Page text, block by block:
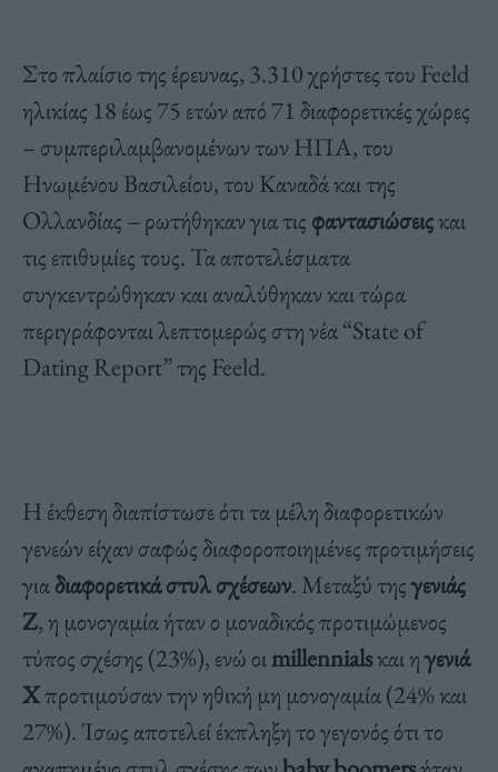
Στο πλαίσιο της έρευνας, 3.310 χρήστες του Feeld
ηλικίας 18 έως 75 ετών από 71 διαφορετικές χώρες
– συμπεριλαμβανομένων των ΗΠΑ, του
Ηνωμένου Βασιλείου, του Καναδά και της
Ολλανδίας – ρωτήθηκαν για τις φαντασιώσειςκαι
τις επιθυμίες τους. Τα αποτελέσματα
συγκεντρώθηκαν και αναλύθηκαν και τώρα
περιγράφονται λεπτομερώς στη νέα “State of
Dating Report” της Feeld.
Η έκθεση διαπίστωσε ότι τα μέλη διαφορετικών
γενεών είχαν σαφώς διαφοροποιημένες προτιμήσεις
γιαδιαφορετικά στυλ σχέσεων. Μεταξύ τηςγενιάς
Z, η μονογαμία ήταν ο μοναδικός προτιμώμενος
τύπος σχέσης (23%), ενώ οιmillennialsκαι ηγενιά
Xπροτιμούσαν την ηθική μη μονογαμία (24% και
27%). Ίσως αποτελεί έκπληξη το γεγονός ότι το